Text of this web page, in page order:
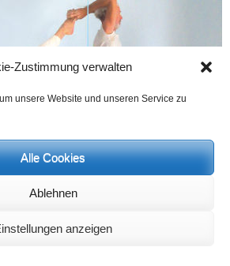
Zustimmung verwalten
unsere Website und unseren Service zu
Alle Cookies
Ablehnen
anzeigen